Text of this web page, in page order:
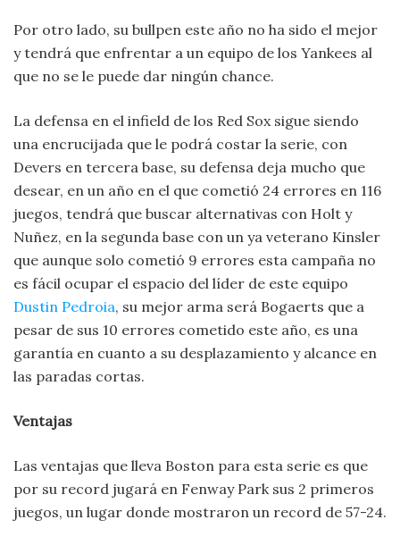
Por otro lado, su bullpen este año no ha sido el mejor
y tendrá que enfrentar a un equipo de los Yankees al
que no se le puede dar ningún chance.
La defensa en el infield de los Red Sox sigue siendo
una encrucijada que le podrá costar la serie, con
Devers en tercera base, su defensa deja mucho que
desear, en un año en el que cometió 24 errores en 116
juegos, tendrá que buscar alternativas con Holt y
Nuñez, en la segunda base con un ya veterano Kinsler
que aunque solo cometió 9 errores esta campaña no
es fácil ocupar el espacio del líder de este equipo
Dustin Pedroia, su mejor arma será Bogaerts que a
pesar de sus 10 errores cometido este año, es una
garantía en cuanto a su desplazamiento y alcance en
las paradas cortas.
Ventajas
Las ventajas que lleva Boston para esta serie es que
por su record jugará en Fenway Park sus 2 primeros
juegos, un lugar donde mostraron un record de 57-24.